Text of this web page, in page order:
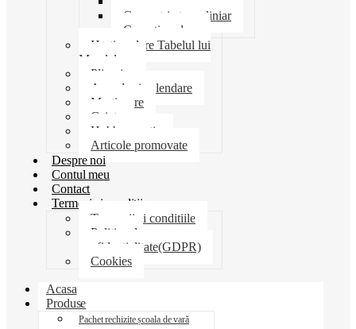
Geometrie trusa liniar
Coperti scolare
Harti scolare Tabelul lui
Mendeleev
Plicuri
Agende si calendare
Martisoare
Caiete
Hobby creatie
Articole promovate
Despre noi
Contul meu
Contact
Termeni si conditii
Termenii si conditiile
Politica de
confidentialitate(GDPR)
Cookies
Acasa
Produse
Pachet rechizite școala de vară